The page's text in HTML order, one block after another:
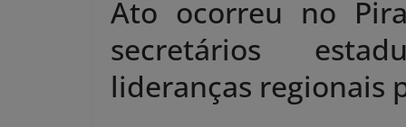
Ato ocorreu no
secretários
lideranças regionais